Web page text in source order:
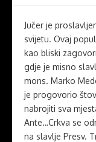
Jučer je
svijetu. Ovaj
kao bliski
gdje je misno
mons. Marko
je progovorio
nabrojiti sva
Ante…Crkva se
na slavlje Presv.